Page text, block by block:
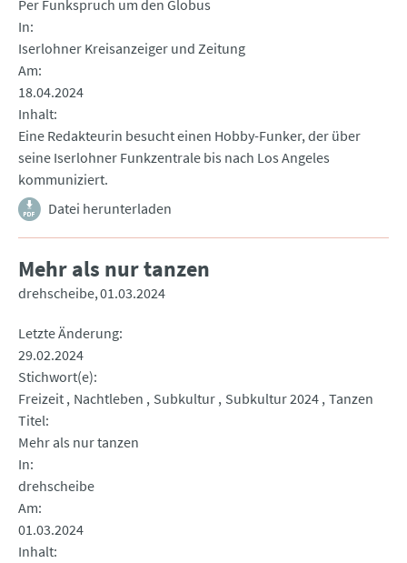
Per Funkspruch um den Globus
In
Iserlohner Kreisanzeiger und Zeitung
Am
18.04.2024
Inhalt
Eine Redakteurin besucht einen Hobby-Funker, der über
seine Iserlohner Funkzentrale bis nach Los Angeles
kommuniziert.
Datei herunterladen
Mehr als nur tanzen
drehscheibe 01.03.2024
Letzte Änderung
29.02.2024
Stichwort(e)
Freizeit Nachtleben Subkultur Subkultur 2024 Tanzen
Titel
Mehr als nur tanzen
In
drehscheibe
Am
01.03.2024
Inhalt